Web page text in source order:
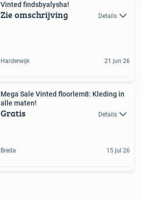
Vinted findsbyalysha!
Zie omschrijving Details
Harderwijk 21 jun 26
Mega Sale Vinted floorlem8: Kleding in
alle maten!
Gratis Details
Breda 15 jul 26